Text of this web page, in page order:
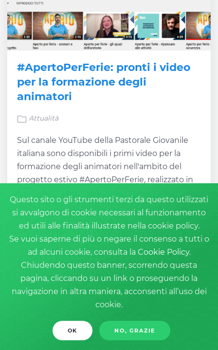
Questo sito o gli strumenti terzi da questo utilizzati
si avvalgono di cookie necessari al funzionamento
ed utili alle finalità illustrate nella cookie policy.
Se vuoi saperne di più o negare il consenso a tutti o
ad alcuni cookie, consulta la Cookie Policy.
Chiudendo questo banner, scorrendo questa
pagina, cliccando su un link o proseguendo la
navigazione in altra maniera, acconsenti all’uso dei
cookie.
OK NO, GRAZIE
#ApertoPerFerie: pronti i video
per la formazione degli
animatori
Attualità
Sul canale YouTube della Pastorale Giovanile
italiana sono disponibili i primi video per la
formazione degli animatori nell'ambito del
progetto estivo #ApertoPerFerie, realizzato in